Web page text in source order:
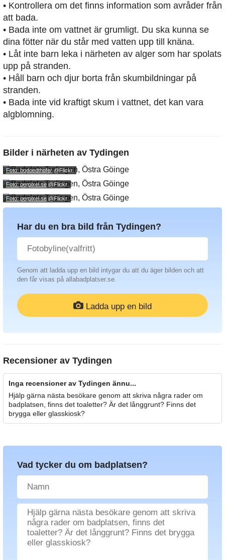
• Kontrollera om det finns information som avråder från
att bada.
• Bada inte om vattnet är grumligt. Du ska kunna se
dina fötter när du står med vatten upp till knäna.
• Låt inte barn leka i närheten av alger som har spolats
upp på stranden.
• Håll barn och djur borta från skumbildningar på
stranden.
• Bada inte vid kraftigt skum i vattnet, det kan vara
algblomning.
Bilder i närheten av Tydingen
Foto: bodoedthofer@Flickr.
Foto: perpixel.se@Flickr.
Foto: perpixel.se@Flickr.
Har du en bra bild från Tydingen?
Genom att ladda upp en bild intygar du att du äger bilden och att
den får visas på allabadplatser.se.
Ladda upp en bild
Recensioner av Tydingen
Inga recensioner av Tydingen ännu...
Hjälp gärna nästa besökare genom att skriva några rader om
badplatsen, finns det toaletter? Är det långgrunt? Finns det
brygga eller glasskiosk?
Vad tycker du om badplatsen?